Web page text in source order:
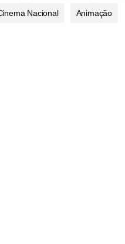
Nacional Animação